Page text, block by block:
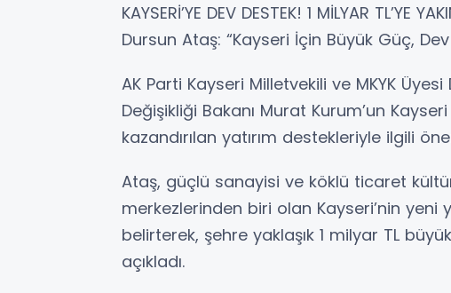
KAYSERİ’YE DEV DESTEK! 1 MİLYAR TL’YE
Dursun Ataş: “Kayseri İçin Büyük Güç, Dev
AK Parti Kayseri Milletvekili ve MKYK
Değişikliği Bakanı Murat Kurum’un
kazandırılan yatırım destekleriyle ilgili
Ataş, güçlü sanayisi ve köklü ticaret
merkezlerinden biri olan Kayseri’nin
belirterek, şehre yaklaşık 1 milyar TL
açıkladı.